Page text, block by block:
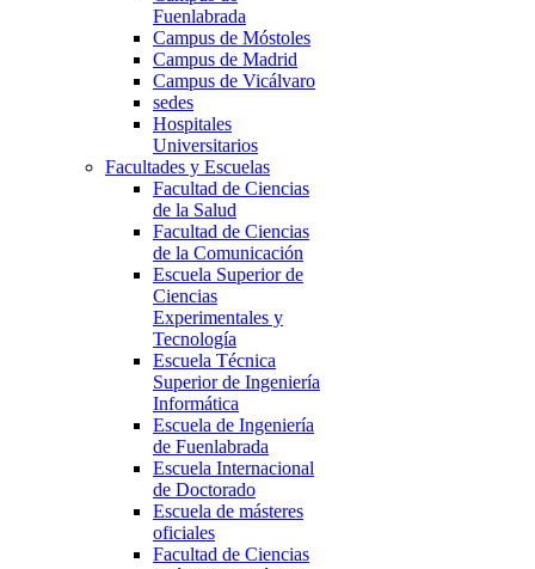
Fuenlabrada
Campus de Móstoles
Campus de Madrid
Campus de Vicálvaro
sedes
Hospitales
Universitarios
Facultades y Escuelas
Facultad de Ciencias
de la Salud
Facultad de Ciencias
de la Comunicación
Escuela Superior de
Ciencias
Experimentales y
Tecnología
Escuela Técnica
Superior de Ingeniería
Informática
Escuela de Ingeniería
de Fuenlabrada
Escuela Internacional
de Doctorado
Escuela de másteres
oficiales
Facultad de Ciencias